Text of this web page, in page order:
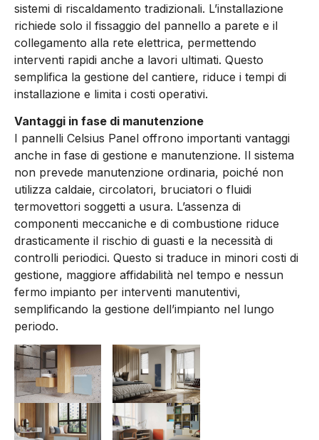
sistemi di riscaldamento tradizionali. L’installazione
richiede solo il fissaggio del pannello a parete e il
collegamento alla rete elettrica, permettendo
interventi rapidi anche a lavori ultimati. Questo
semplifica la gestione del cantiere, riduce i tempi di
installazione e limita i costi operativi.
Vantaggi in fase di manutenzione
I pannelli Celsius Panel offrono importanti vantaggi
anche in fase di gestione e manutenzione. Il sistema
non prevede manutenzione ordinaria, poiché non
utilizza caldaie, circolatori, bruciatori o fluidi
termovettori soggetti a usura. L’assenza di
componenti meccaniche e di combustione riduce
drasticamente il rischio di guasti e la necessità di
controlli periodici. Questo si traduce in minori costi di
gestione, maggiore affidabilità nel tempo e nessun
fermo impianto per interventi manutentivi,
semplificando la gestione dell’impianto nel lungo
periodo.